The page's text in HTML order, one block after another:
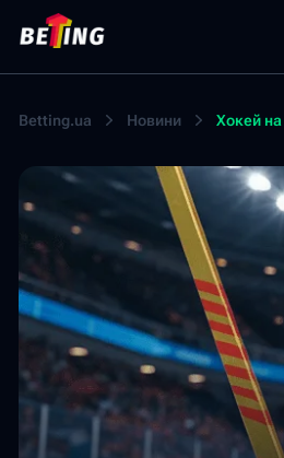
Betting.ua Новини Хокей на